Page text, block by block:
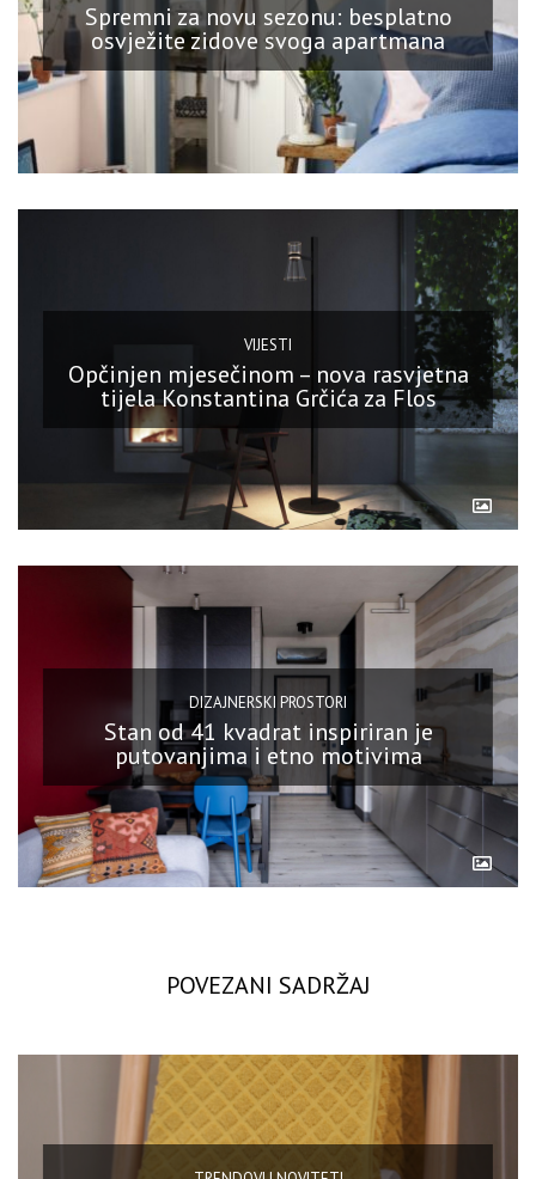
Spremni za novu sezonu: besplatno
osvježite zidove svoga apartmana
VIJESTI
Opčinjen mjesečinom – nova rasvjetna
tijela Konstantina Grčića za Flos
DIZAJNERSKI PROSTORI
Stan od 41 kvadrat inspiriran je
putovanjima i etno motivima
POVEZANI SADRŽAJ